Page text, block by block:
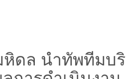
ดล นำทัพทีมบริ